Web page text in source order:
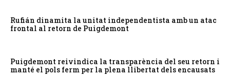
Rufián dinamita la unitat independentista amb un atac
frontal al retorn de Puigdemont
Puigdemont reivindica la transparència del seu retorn i
manté el pols ferm per la plena llibertat dels encausats